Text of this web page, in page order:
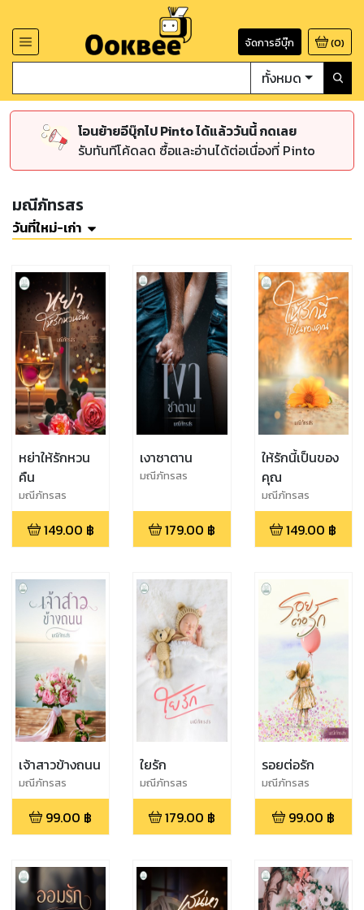
จัดการอีบุ๊ก (0)
ทั้งหมด
โอนย้ายอีบุ๊กไป Pinto ได้แล้ววันนี้ กดเลย
รับทันทีโค้ดลด ซื้อและอ่านได้ต่อเนื่องที่ Pinto
มณีภัทรสร
วันที่ใหม่-เก่า
หย่าให้รักหวน
คืน
มณีภัทรสร
149.00 ฿
เงาซาตาน
มณีภัทรสร
179.00 ฿
ให้รักนี้เป็นของ
คุณ
มณีภัทรสร
149.00 ฿
เจ้าสาวข้างถนน
มณีภัทรสร
99.00 ฿
ใยรัก
มณีภัทรสร
179.00 ฿
รอยต่อรัก
มณีภัทรสร
99.00 ฿